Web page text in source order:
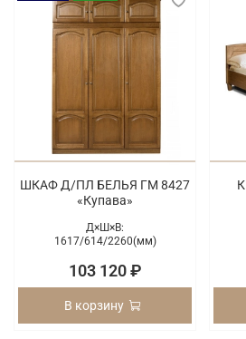
ШКАФ Д/ПЛ БЕЛЬЯ ГМ 8427
«Купава»
Д×Ш×В:
1617/614/2260(мм)
103 120 ₽
В корзину